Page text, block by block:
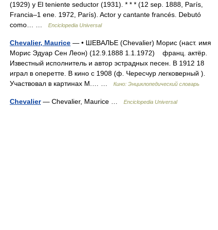
(1929) y El teniente seductor (1931). * * * (12 sep. 1888, París,
Francia–1 ene. 1972, París). Actor y cantante francés. Debutó
como… …
Enciclopedia Universal
Chevalier, Maurice — • ШЕВАЛЬЕ (Chevalier) Морис (наст. имя
Морис Эдуар Сен Леон) (12.9.1888 1.1.1972) франц. актёр.
Известный исполнитель и автор эстрадных песен. В 1912 18
играл в оперетте. В кино с 1908 (ф. Чересчур легковерный ).
Участвовал в картинах М.… …
Кино: Энциклопедический словарь
Chevalier— Chevalier, Maurice … Enciclopedia Universal